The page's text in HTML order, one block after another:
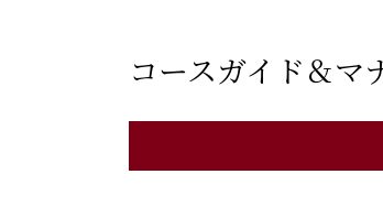
コースガイド＆マ